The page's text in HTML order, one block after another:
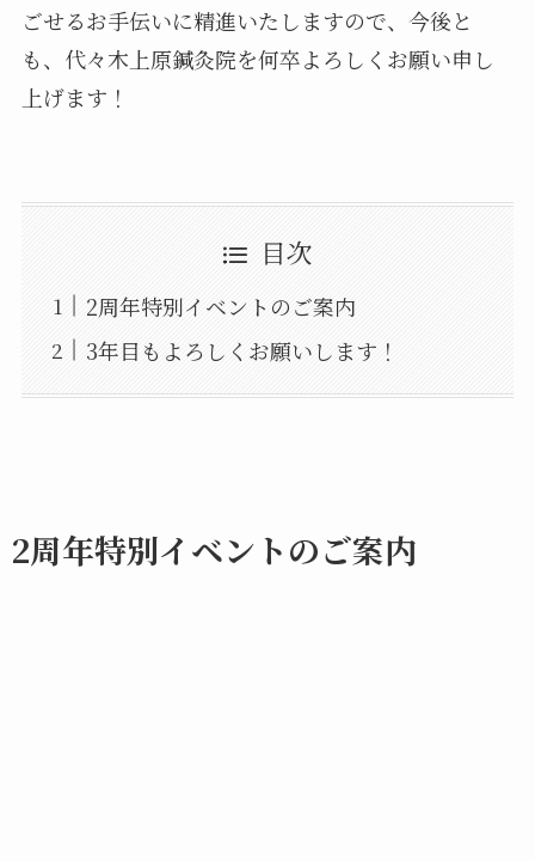
ごせるお手伝いに精進いたしますので、今後と
も、代々木上原鍼灸院を何卒よろしくお願い申し
上げます！
目次
2周年特別イベントのご案内
3年目もよろしくお願いします！
2周年特別イベントのご案内